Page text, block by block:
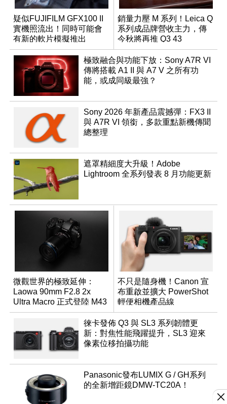
疑似FUJIFILM GFX100 II
實機照流出！同時可能會
有新的軟片模擬推出
銷量力壓 M 系列！Leica Q
系列成品牌營收主力，傳
今秋將再推 Q3 43
Monochrom
極致融合與功能下放：Sony A7R VI
傳將搭載 A1 II 與 A7 V 之所有功
能，或成同級最強？
Sony 2026 年新產品震撼彈：FX3 II
與 A7R VI 領銜，多款重點新機傳聞
總整理
遮罩精細度大升級！Adobe
Lightroom 全系列發表 8 月功能更新
微觀世界的極致延伸：
Laowa 90mm F2.8 2x
Ultra Macro 正式登陸 M43
系統
不只是隨身機！Canon 宣
布重啟並擴大 PowerShot
輕便相機產品線
徠卡發佈 Q3 與 SL3 系列韌體更
新：對焦性能飛躍提升，SL3 迎來
像素位移拍攝功能
Panasonic發布LUMIX G / GH系列
的全新增距鏡DMW-TC20A！